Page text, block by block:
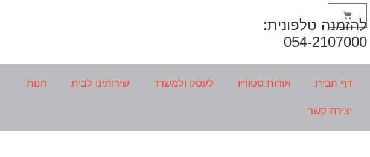
להזמנה טלפונית:
054-2107000
דף הבית אודות סטודיו לעסק ולמשרד שירותינו לבית חנות
יצירת קשר